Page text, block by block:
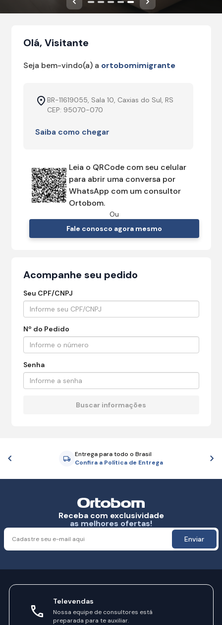
Anterior Próximo
Olá, Visitante
Seja bem-vindo(a) a ortobomimigrante
BR-11619055, Sala 10, Caxias do Sul, RS
CEP: 95070-070
Saiba como chegar
Leia o QRCode com seu celular
para abrir uma conversa por
WhatsApp com um consultor
Ortobom.
Ou
Fale conosco agora mesmo
Acompanhe seu pedido
Seu CPF/CNPJ
Nº do Pedido
Senha
Entrega para todo o Brasil
Confira a Política de Entrega
Anterior
Receba com exclusividade
as melhores ofertas!
Enviar
Televendas
Nossa equipe de consultores está
preparada para te auxiliar.